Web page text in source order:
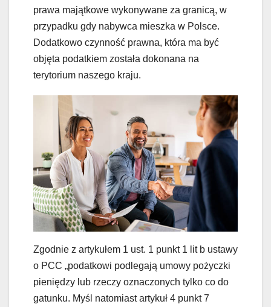
prawa majątkowe wykonywane za granicą, w
przypadku gdy nabywca mieszka w Polsce.
Dodatkowo czynność prawna, która ma być
objęta podatkiem została dokonana na
terytorium naszego kraju.
Zgodnie z artykułem 1 ust. 1 punkt 1 lit b ustawy
o PCC „podatkowi podlegają umowy pożyczki
pieniędzy lub rzeczy oznaczonych tylko co do
gatunku. Myśl natomiast artykuł 4 punkt 7